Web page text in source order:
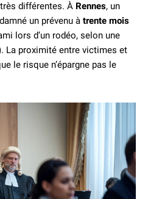
différentes. À Rennes, un
un prévenu à trente mois
lors d’un rodéo, selon une
La proximité entre victimes et
le risque n’épargne pas le